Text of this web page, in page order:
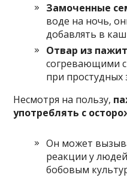
Замоченные
воде на ночь,
добавлять в
Отвар из
согревающими
при простудных
Несмотря на пользу,
употреблять с
Он может
реакции у
бобовым